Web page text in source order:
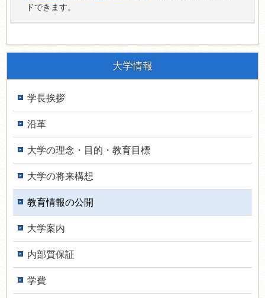
ドできます。
大学情報
学長挨拶
沿革
大学の理念・目的・教育目標
大学の将来構想
教育情報の公開
大学案内
内部質保証
学費